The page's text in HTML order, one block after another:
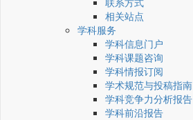
相关站点
学科服务
学科信息门户
学科课题咨询
学科情报订阅
学术规范与投稿指南
学科竞争力分析报告
学科前沿报告